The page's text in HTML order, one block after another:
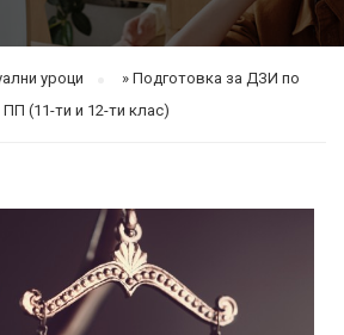
уроци » Подготовка за ДЗИ по
(11-ти и 12-ти клас)